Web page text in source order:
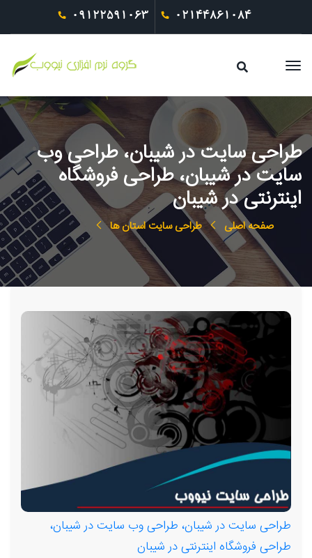
09122591063 02144861084
طراحی سایت در شیبان، طراحی وب
سایت در شیبان، طراحی فروشگاه
اینترنتی در شیبان
صفحه اصلی طراحی سایت استان ها
طراحی سایت در شیبان، طراحی وب سایت در شیبان،
طراحی فروشگاه اینترنتی در شیبان